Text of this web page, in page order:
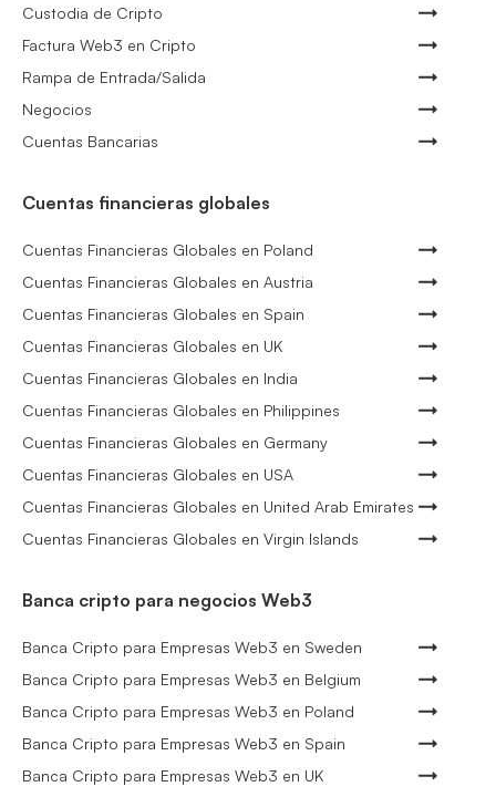
Custodia de Cripto
Factura Web3 en Cripto
Rampa de Entrada/Salida
Negocios
Cuentas Bancarias
Cuentas financieras globales
Cuentas Financieras Globales en Poland
Cuentas Financieras Globales en Austria
Cuentas Financieras Globales en Spain
Cuentas Financieras Globales en UK
Cuentas Financieras Globales en India
Cuentas Financieras Globales en Philippines
Cuentas Financieras Globales en Germany
Cuentas Financieras Globales en USA
Cuentas Financieras Globales en United Arab Emirates
Cuentas Financieras Globales en Virgin Islands
Banca cripto para negocios Web3
Banca Cripto para Empresas Web3 en Sweden
Banca Cripto para Empresas Web3 en Belgium
Banca Cripto para Empresas Web3 en Poland
Banca Cripto para Empresas Web3 en Spain
Banca Cripto para Empresas Web3 en UK